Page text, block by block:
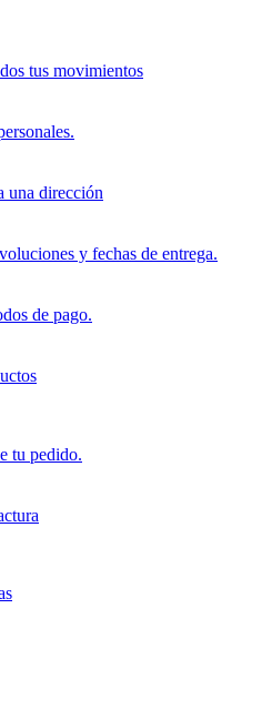
tus movimientos
una dirección
y fechas de entrega.
de pago.
tu pedido.